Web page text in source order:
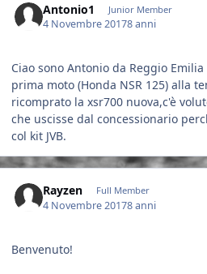
Antonio1 Junior Member
4 Novembre 20178 anni
Ciao sono Antonio da Reggio
prima moto (Honda NSR 125) alla
ricomprato la xsr700 nuova,c'è
che uscisse dal concessionario
col kit JVB.
Rayzen Full Member
4 Novembre 20178 anni
Benvenuto!